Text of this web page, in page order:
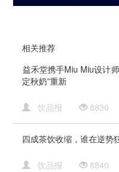
相关推荐
益禾堂携手Miu Miu设计
定秋奶”重新
饮品报 8830
四成茶饮收缩，谁在逆势
饮品报 8840